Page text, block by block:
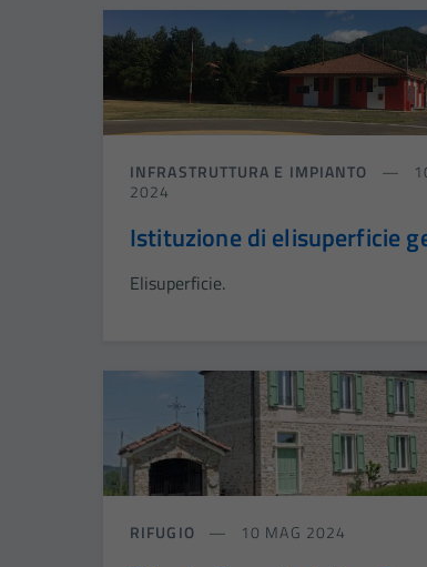
INFRASTRUTTURA E IMPIANTO
2024
Istituzione di elisuperficie
Elisuperficie.
RIFUGIO 10 MAG 2024